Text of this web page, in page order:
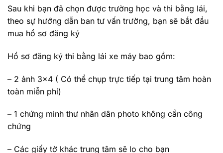
Sau khi bạn đã chọn được trường học và thi bằng lái,
theo sự hướng dẫn ban tư vấn trường, bạn sẽ bắt đầu
mua hồ sơ đăng ký
Hồ sơ đăng ký thi bằng lái xe máy bao gồm:
– 2 ảnh 3×4 ( Có thể chụp trực tiếp tại trung tâm hoàn
toàn miễn phí)
– 1 chứng minh thư nhân dân photo không cần công
chứng
– Các giấy tờ khác trung tâm sẽ lo cho bạn